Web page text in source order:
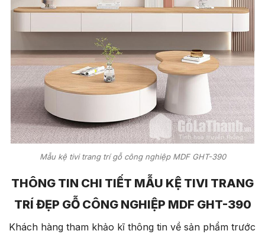
Mẫu kệ tivi trang trí gỗ công nghiệp MDF GHT-390
THÔNG TIN CHI TIẾT MẪU KỆ TIVI TRANG
TRÍ ĐẸP GỖ CÔNG NGHIỆP MDF GHT-390
Khách hàng tham khảo kĩ thông tin về sản phẩm trước